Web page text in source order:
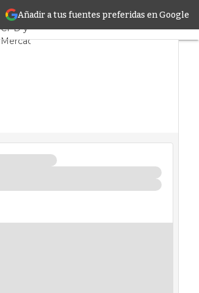
Añadir a tus fuentes preferidas en Google
Servidores
CPD y
Mercado
Centros
de